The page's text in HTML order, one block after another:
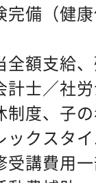
完備（健
全額支給
計士／社
制度、子
ックスタ
受講費用